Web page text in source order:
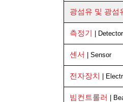
광섬유 및 광섬
측정기 |
센서 | Sensor
전자장치 |
빔컨트롤러 |